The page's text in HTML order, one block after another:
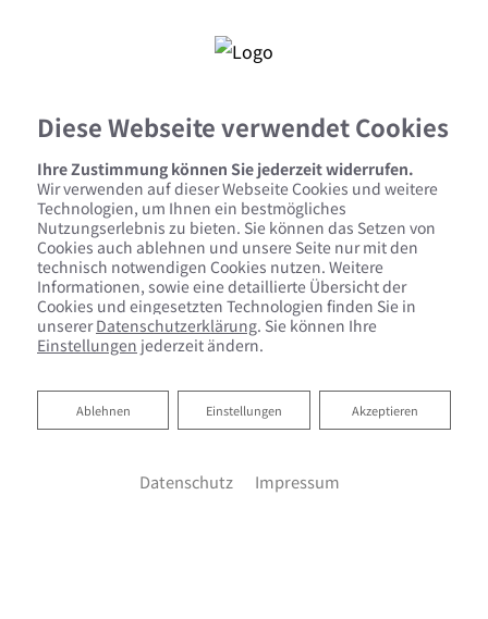
Kontaktformular
Vorname
Nachname
Diese Webseite verwendet Cookies
Ihre Zustimmung können Sie jederzeit widerrufen.
Wir verwenden auf dieser Webseite Cookies und weitere
Technologien, um Ihnen ein bestmögliches
Nutzungserlebnis zu bieten. Sie können das Setzen von
Cookies auch ablehnen und unsere Seite nur mit den
technisch notwendigen Cookies nutzen. Weitere
Informationen, sowie eine detaillierte Übersicht der
Cookies und eingesetzten Technologien finden Sie in
unsererDatenschutzerklärung. Sie können Ihre
Einstellungen jederzeit ändern.
Akzeptieren
Einstellungen
Ablehnen
Ablehnen
Datenschutz Impressum